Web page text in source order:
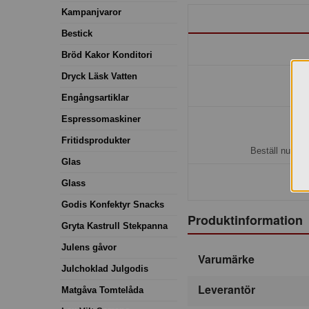
Kampanjvaror
Bestick
Bröd Kakor Konditori
Dryck Läsk Vatten
Engångsartiklar
Espressomaskiner
Fritidsprodukter
Glas
Glass
Godis Konfektyr Snacks
Gryta Kastrull Stekpanna
Julens gåvor
Julchoklad Julgodis
Matgåva Tomtelåda
Beställ nu så
Produktinformation
Varumärke
Leverantör